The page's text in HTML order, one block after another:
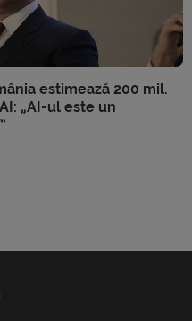
estimează 200 mil.
„AI-ul este un